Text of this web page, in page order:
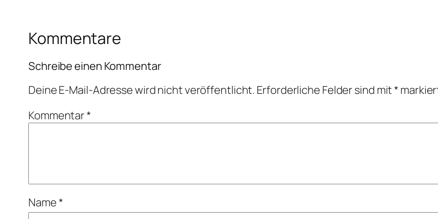
Kommentare
Schreibe einen Kommentar
Deine E-Mail-Adresse wird nicht veröffentlicht. Erforderliche Felder sind mit*
Kommentar*
Name*